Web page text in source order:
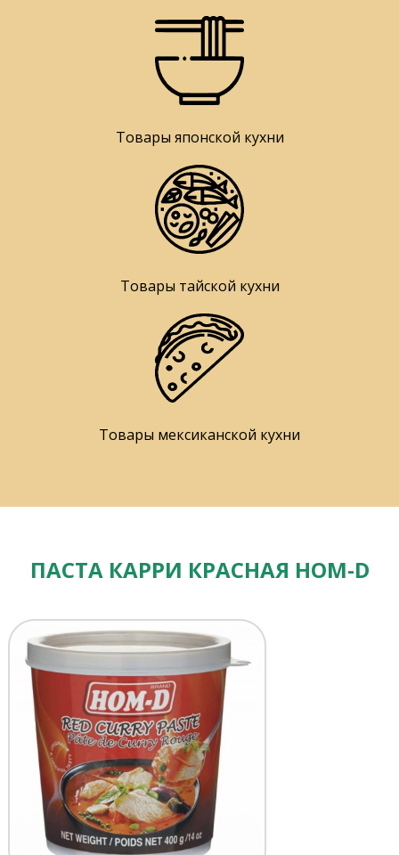
Товары японской кухни
Товары тайской кухни
Товары мексиканской кухни
ПАСТА КАРРИ КРАСНАЯ HOM-D